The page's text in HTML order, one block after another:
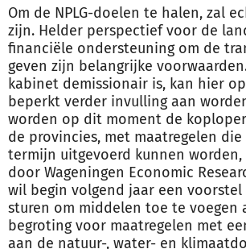
Om de NPLG-doelen te halen, zal
zijn. Helder perspectief voor de
financiële ondersteuning om de
geven zijn belangrijke
kabinet demissionair is, kan hier
beperkt verder invulling aan
worden op dit moment de
de provincies, met maatregelen
termijn uitgevoerd kunnen
door Wageningen Economic
wil begin volgend jaar een voorstel
sturen om middelen toe te voegen
begroting voor maatregelen met
aan de natuur-, water- en